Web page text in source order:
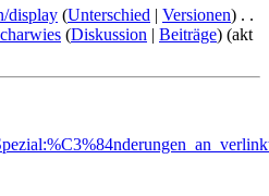
display ‎ (Unterschied | Versionen) . .
(Diskussion | Beiträge) (akt